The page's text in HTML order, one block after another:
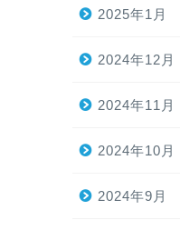
2025年1月
2024年12月
2024年11月
2024年10月
2024年9月